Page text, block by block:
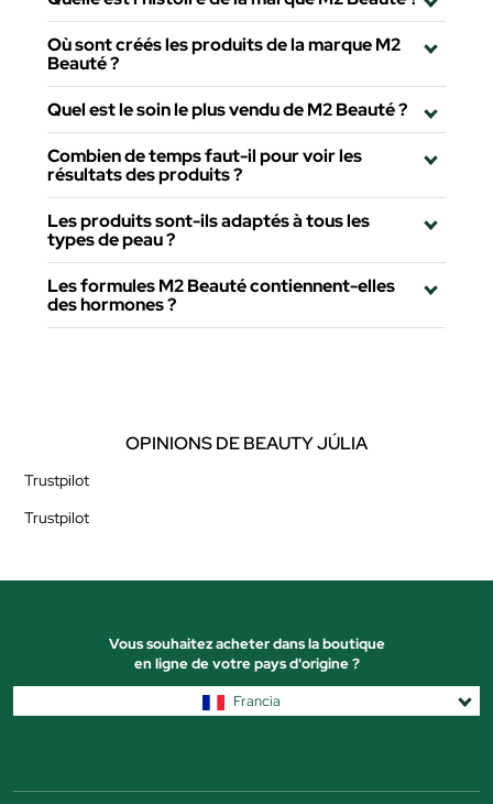
Où sont créés les produits de la marque M2
Beauté ?
Quel est le soin le plus vendu de M2 Beauté ?
Combien de temps faut-il pour voir les
résultats des produits ?
Les produits sont-ils adaptés à tous les
types de peau ?
Les formules M2 Beauté contiennent-elles
des hormones ?
OPINIONS DE BEAUTY JÚLIA
Trustpilot
Trustpilot
Vous souhaitez acheter dans la boutique
en ligne de votre pays d'origine ?
Francia